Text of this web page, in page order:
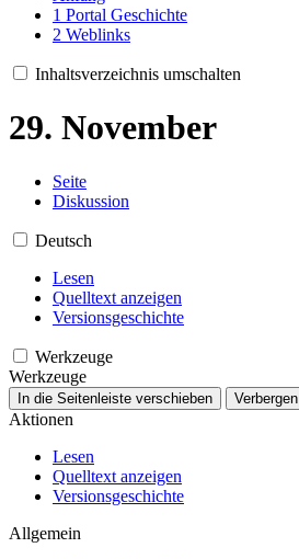
1 Portal Geschichte
2 Weblinks
Inhaltsverzeichnis umschalten
29. November
Seite
Diskussion
Deutsch
Lesen
Quelltext anzeigen
Versionsgeschichte
Werkzeuge
Werkzeuge
In die Seitenleiste verschieben Verbergen
Aktionen
Lesen
Quelltext anzeigen
Versionsgeschichte
Allgemein